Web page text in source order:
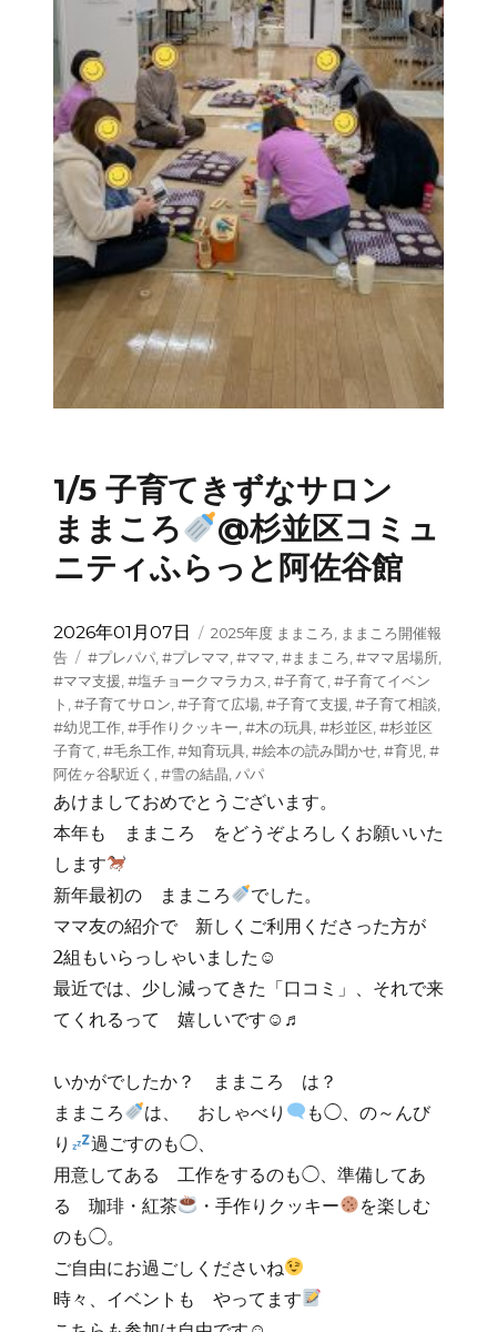
1/5 子育てきずなサロン
ままころ
@杉並区コミュ
ニティふらっと阿佐谷館
投
稿
日:
2026年01月07日
カ
テ
ゴ
リ
ー
2025年度 ままころ
ままころ開催報
告
タ
グ
#プレパパ, #プレママ #ママ #ままころ #ママ居場所,
#ママ支援 #塩チョークマラカス #子育て #子育てイベン
ト #子育てサロン #子育て広場, #子育て支援 #子育て相談
#幼児工作, #手作りクッキー #木の玩具, #杉並区 #杉並区
子育て #毛糸工作, #知育玩具, #絵本の読み聞かせ, #育児 #
阿佐ヶ谷駅近く
#雪の結晶 パパ
あけましておめでとうございます。
本年も ままころ をどうぞよろしくお願いいた
します
新年最初の ままころ
でした。
ママ友の紹介で 新しくご利用くださった方が
2組もいらっしゃいました☺
最近では、少し減ってきた「口コミ」、それで来
てくれるって 嬉しいです☺♬
いかがでしたか？ ままころ は？
ままころ
は、 おしゃべり
も◯、の～んび
り
過ごすのも◯、
用意してある 工作をするのも◯、準備してあ
る 珈琲・紅茶
・手作りクッキー
を楽しむ
のも◯。
ご自由にお過ごしくださいね
時々、イベントも やってます